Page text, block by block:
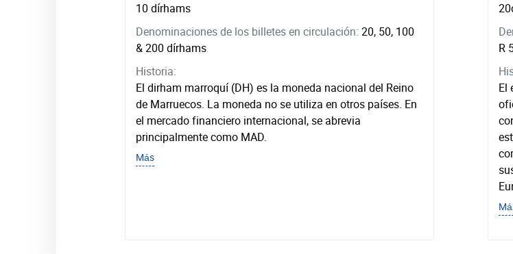
10 dírhams
Denominaciones de los billetes en circulación: 20, 50, 100
& 200 dírhams
Historia:
El dirham marroquí (DH) es la moneda nacional del Reino
de Marruecos. La moneda no se utiliza en otros países. En
el mercado financiero internacional, se abrevia
principalmente como MAD.
Más
R
El